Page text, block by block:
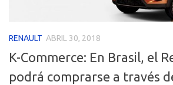
RENAULT ABRIL 30, 2018
K-Commerce: En Brasil, el
podrá comprarse a través